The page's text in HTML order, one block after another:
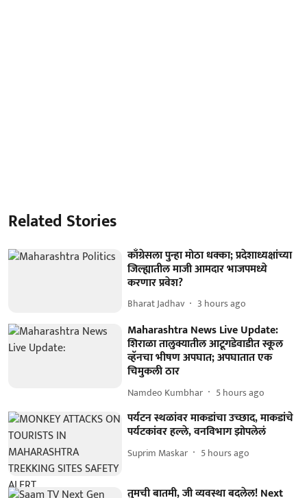
Related Stories
काँग्रेसला पुन्हा मोठा धक्का; प्रदेशाध्यक्षांच्या
जिल्ह्यातील माजी आमदार भाजपमध्ये
करणार प्रवेश?
Bharat Jadhav 3 hours ago
Maharashtra News Live Update:
शिराळा तालुक्यातील आटूगडेवाडीत स्कूल
व्हॅनचा भीषण अपघात; अपघातात एक
चिमुकली ठार
Namdeo Kumbhar 5 hours ago
पर्यटन स्थळांवर माकडांचा उच्छाद, माकडांचे
पर्यटकांवर हल्ले, वनविभाग झोपलेलं
Suprim Maskar 5 hours ago
तुमची बातमी, जी व्यवस्था बदलेल! Next